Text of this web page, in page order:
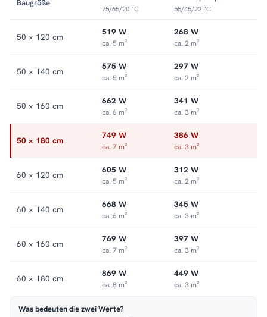
Sie in der Kategorie
Mischbetrieb-Heizkörper.
Baugröße
75/65/20 °C 55/45/22 °C
50 × 120 cm 519 W
ca. 5 m²
268 W
ca. 2 m²
50 × 140 cm 575 W
ca. 5 m²
297 W
ca. 2 m²
50 × 160 cm 662 W
ca. 6 m²
341 W
ca. 3 m²
50 × 180 cm 749 W
ca. 7 m²
386 W
ca. 3 m²
60 × 120 cm 605 W
ca. 5 m²
312 W
ca. 2 m²
60 × 140 cm 668 W
ca. 6 m²
345 W
ca. 3 m²
60 × 160 cm 769 W
ca. 7 m²
397 W
ca. 3 m²
60 × 180 cm 869 W
ca. 8 m²
449 W
ca. 3 m²
Was bedeuten die zwei Werte?